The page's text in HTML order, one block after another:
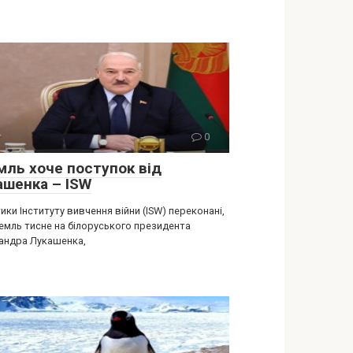
0
хоче поступок від
– ISW
Інституту вивчення війни (ISW) переконані,
тисне на білоруського президента
Лукашенка,